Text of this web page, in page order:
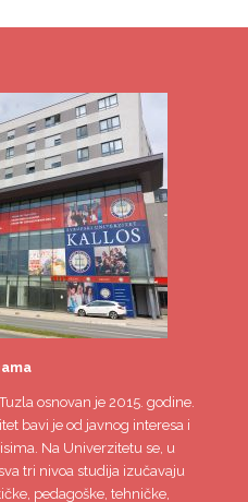
osnovan je 2015. godine.
bavi je od javnog interesa i
Na Univerzitetu se, u
tri nivoa studija izučavaju
pedagoške, tehničke,